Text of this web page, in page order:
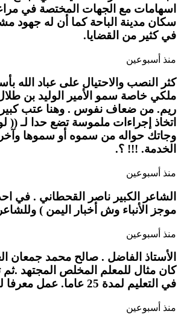
اسهامات مع الجهات المختصة في
سكان مدينة الباحة كما أن له جهود
في كثير من القضايا.
منذ أسبوعين
كثر النصب والاحتيال على عباد الله
ملكي خاصة سمو الأمير الوليد بن
ريم. من ضعاف نفوس . وهنا عتب
اتخاذ إجراءات ملموسة تضع حدا لـ ((
وجاتك حواله من سموه أو سموها
الخدمة. !!! ؟.
منذ أسبوعين
الشاعر الكبير ناصر القحطاني . في
موجز الأنباء وش أخبار اليمن )
منذ أسبوعين
الأستاذ الفاضل . صالح محمد جمعان
كان مثال للمعلم المخلص المجتهد
في التعليم لمدة 25 عاما. عمل معرفا لقرية البلعلا .
منذ أسبوعين